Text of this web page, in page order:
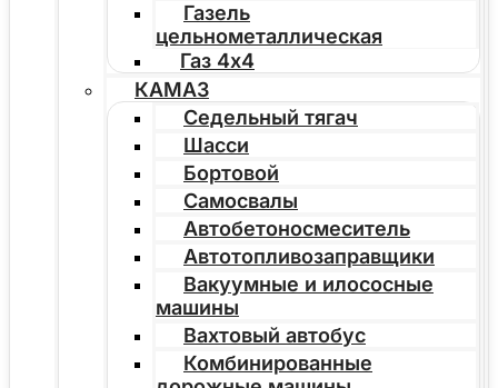
Газель
цельнометаллическая
Газ 4х4
КАМАЗ
Седельный тягач
Шасси
Бортовой
Самосвалы
Автобетоносмеситель
Автотопливозаправщики
Вакуумные и илососные
машины
Вахтовый автобус
Комбинированные